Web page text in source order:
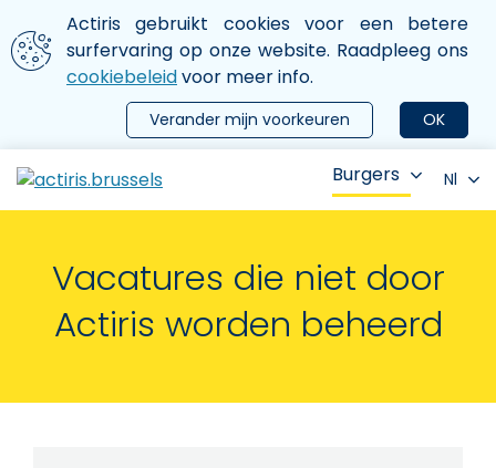
Aller au contenu principal
We gebruiken cookies
Actiris gebruikt cookies voor een betere
surfervaring op onze website. Raadpleeg ons
cookiebeleidvoor meer info.
OK
Verander mijn voorkeuren
le menu
Burgers Nl
Vacatures die niet door
Actiris worden beheerd